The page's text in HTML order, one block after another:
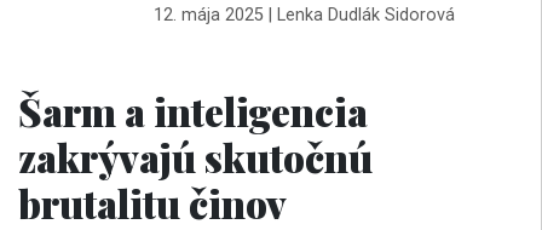
12. mája 2025| Lenka Dudlák Sidorová
Šarm a inteligencia
zakrývajú skutočnú
brutalitu činov